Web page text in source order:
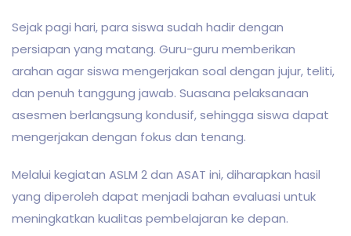
Sejak pagi hari, para siswa sudah hadir dengan
persiapan yang matang. Guru-guru memberikan
arahan agar siswa mengerjakan soal dengan jujur, teliti,
dan penuh tanggung jawab. Suasana pelaksanaan
asesmen berlangsung kondusif, sehingga siswa dapat
mengerjakan dengan fokus dan tenang.
Melalui kegiatan ASLM 2 dan ASAT ini, diharapkan hasil
yang diperoleh dapat menjadi bahan evaluasi untuk
meningkatkan kualitas pembelajaran ke depan.